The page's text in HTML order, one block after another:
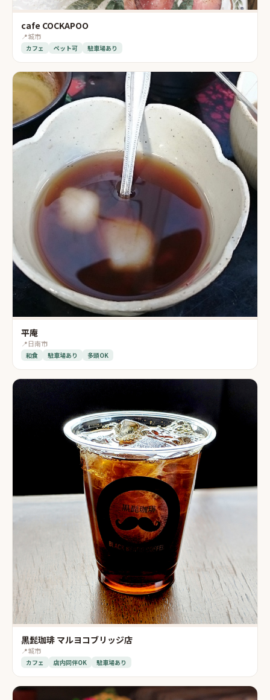
cafe COCKAPOO
📍城市
カフェ ペット可 駐車場あり
平庵
📍日南市
和食 駐車場あり 多頭OK
黒髭珈琲 マルヨコブリッジ店
📍城市
カフェ 店内同伴OK 駐車場あり